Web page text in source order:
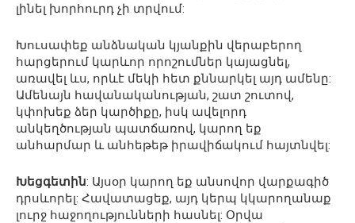
լինել խորհուրդ չի տրվում:
Խուսափեք անձնական կյանքին վերաբերող
հարցերում կարևոր որոշումներ կայացնել,
առավել ևս, որևէ մեկի հետ քննարկել այդ ամենը:
Ամենայն հավանականության, շատ շուտով,
կփոխեք ձեր կարծիքը, իսկ ավելորդ
անկեղծության պատճառով, կարող եք
անհարմար և անհեթեթ իրավիճակում հայտնվել:
Խեցգետին: Այսօր կարող եք անսովոր վարքագիծ
դրսևորել: Հավատացեք, այդ կերպ կկարողանաք
լուրջ հաջողությունների հասնել: Օրվա